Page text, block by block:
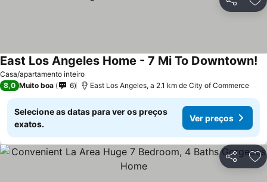
Partilhar
Casa/apartamento inteiro
East Los Angeles Home - 7 Mi To Downtown!
8,0 Muito boa 6 East Los Angeles, a 2.1 km de City of Commerce
Selecione as datas para ver os preços
exatos.
Ver preços
Partilhar